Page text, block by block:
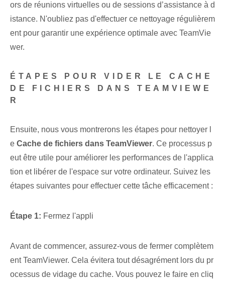
ors de réunions virtuelles ou de sessions d’assistance à d
istance. N'oubliez pas d'effectuer ce nettoyage régulièrem
ent pour garantir une expérience optimale avec TeamVie
wer.
ÉTAPES POUR VIDER LE CACHE
DE FICHIERS DANS TEAMVIEWE
R
Ensuite, nous vous montrerons les étapes pour nettoyer l
e Cache de fichiers dans TeamViewer. Ce processus p
eut être utile pour améliorer les performances de l'applica
tion et libérer de l'espace sur votre ordinateur. Suivez les
étapes suivantes pour effectuer cette tâche efficacement :
Étape 1: Fermez l'appli
Avant de commencer, assurez-vous de fermer complètem
ent TeamViewer. Cela évitera tout désagrément lors du pr
ocessus de vidage du cache. Vous pouvez le faire en cliq